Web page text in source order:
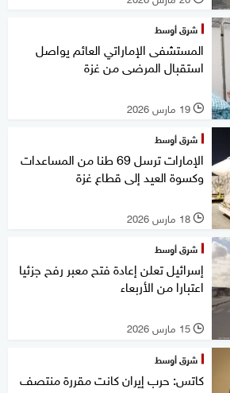
شرق أوسط
المستشفى الإماراتي العائم يواصل
استقبال المرضى من غزة
l 19 مارس 2026
شرق أوسط
الإمارات ترسل 69 طنا من المساعدات
وكسوة العيد إلى قطاع غزة
l 18 مارس 2026
شرق أوسط
إسرائيل تعلن إعادة فتح معبر رفح جزئيا
اعتبارا من الأربعاء
l 15 مارس 2026
شرق أوسط
كاتس: حرب إيران كانت مقررة منتصف